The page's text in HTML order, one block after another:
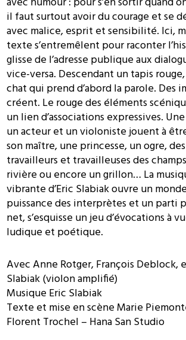
il faut surtout avoir du courage et se
avec malice, esprit et sensibilité. Ici,
texte s’entremêlent pour raconter
glisse de l’adresse publique aux
vice-versa. Descendant un tapis
chat qui prend d’abord la parole. Des
créent. Le rouge des éléments
un lien d’associations expressives.
un acteur et un violoniste jouent à
son maître, une princesse, un ogre, des
travailleurs et travailleuses des
rivière ou encore un grillon… La
vibrante d’Eric Slabiak ouvre un
puissance des interprètes et un parti
net, s’esquisse un jeu d’évocations à
ludique et poétique.
Avec Anne Rotger, François Deblock,
Slabiak (violon amplifié)
Musique Eric Slabiak
Texte et mise en scène Marie
Florent Trochel – Hana San Studio